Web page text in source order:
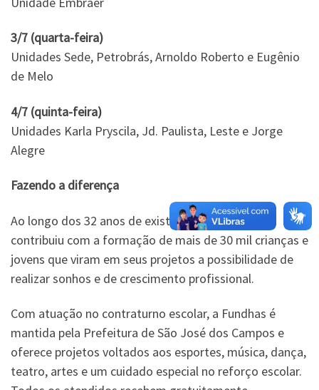
3/7 (quarta-feira)
Unidades Sede, Petrobrás, Arnoldo Roberto e Eugênio
de Melo
4/7 (quinta-feira)
Unidades Karla Pryscila, Jd. Paulista, Leste e Jorge
Alegre
Fazendo a diferença
Ao longo dos 32 anos de existência, a Fundhas
contribuiu com a formação de mais de 30 mil crianças e
jovens que viram em seus projetos a possibilidade de
realizar sonhos e de crescimento profissional.
Com atuação no contraturno escolar, a Fundhas é
mantida pela Prefeitura de São José dos Campos e
oferece projetos voltados aos esportes, música, dança,
teatro, artes e um cuidado especial no reforço escolar.